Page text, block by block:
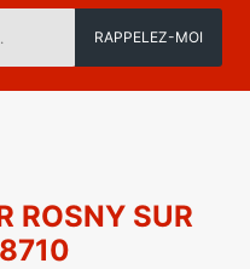
ROSNY SUR